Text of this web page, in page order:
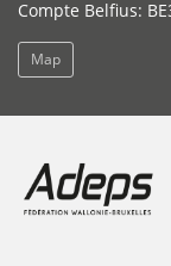
Compte Belfius:
Map